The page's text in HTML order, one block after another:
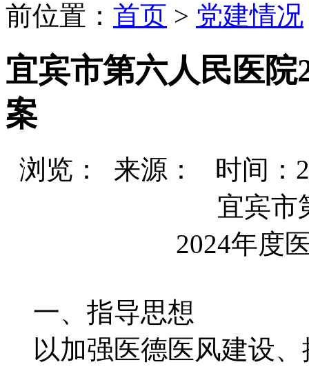
前位置： 首页 > 党建情况
宜宾市第六人民医院
案
浏览：
来源： 时间：
宜宾市
2024年度
一、指导思想
以加强医德医风建设、